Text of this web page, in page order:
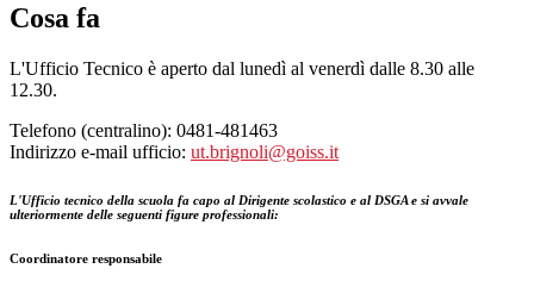
Cosa fa
L'Ufficio Tecnico è aperto dal lunedì al venerdì dalle 8.30 alle
12.30.
Telefono (centralino): 0481-481463
Indirizzo e-mail ufficio: ut.brignoli@goiss.it
L'Ufficio tecnico della scuola fa capo al Dirigente scolastico e al DSGA e si avvale
ulteriormente delle seguenti figure professionali:
Coordinatore responsabile